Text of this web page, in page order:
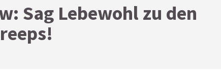
Sag Lebewohl zu den